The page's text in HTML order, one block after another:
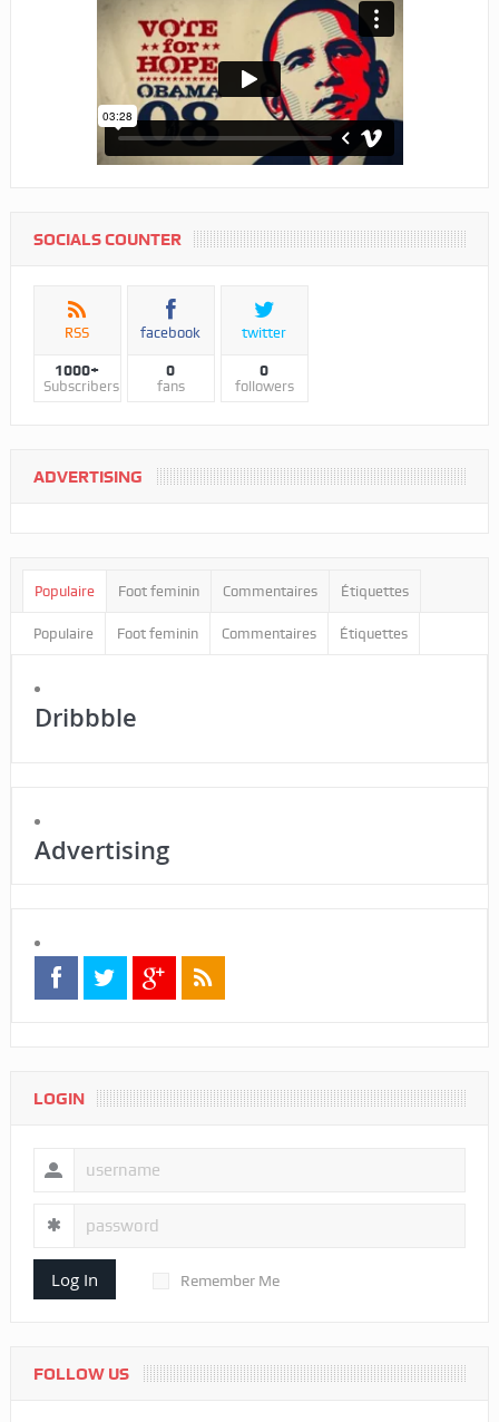
SOCIALS COUNTER
RSS
1000+
Subscribers
facebook
0
fans
twitter
0
followers
ADVERTISING
Populaire Foot feminin Commentaires Étiquettes
Populaire Foot feminin Commentaires Étiquettes
Dribbble
Advertising
LOGIN
Log In Remember Me
FOLLOW US